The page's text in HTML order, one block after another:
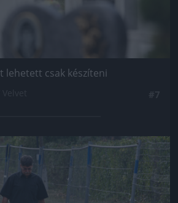
lehetett csak készíteni
Jön még kép!